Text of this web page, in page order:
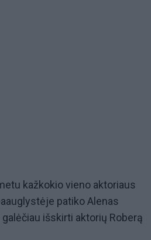
kažkokio vieno aktoriaus
patiko Alenas
išskirti aktorių Roberą